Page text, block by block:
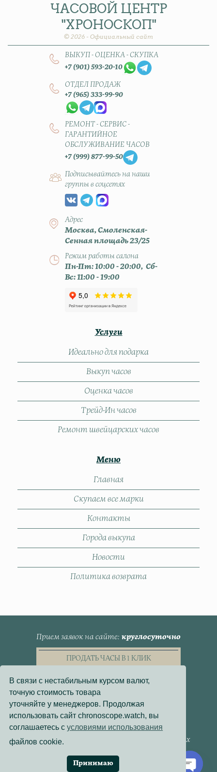
ЧАСОВОЙ ЦЕНТР
"ХРОНОСКОП"
© 2026 - Официальный сайт
ВЫКУП - ОЦЕНКА - СКУПКА
+7 (901) 593-20-10
ОТДЕЛ ПРОДАЖ
+7 (965) 333-99-90
РЕМОНТ - СЕРВИС -
ГАРАНТИЙНОЕ
ОБСЛУЖИВАНИЕ ЧАСОВ
+7 (999) 877-99-50
Подписывайтесь на наши
группы в соцсетях
Адрес
Москва, Смоленская-
Сенная площадь 23/25
Режим работы салона
Пн-Пт: 10:00 - 20:00, Сб-
Вс: 11:00 - 19:00
Услуги
Идеально для подарка
Выкуп часов
Оценка часов
Трейд-Ин часов
Ремонт швейцарских часов
Меню
Главная
Скупаем все марки
Контакты
Города выкупа
Новости
Политика возврата
Прием заявок на сайте круглосуточно
ПРОДАТЬ ЧАСЫ В 1 КЛИК
Пользовательское Соглашение
Политика конфиденциальности
Согласие на обработку персональных данных
Политика использования файлов cookie
Разработка сайта:Онлайн-Проекты
В связи с нестабильным курсом валют,
точную стоимость товара
уточняйте у менеджеров. Продолжая
использовать сайт chronoscope.watch, вы
соглашаетесь сусловиями использования
файлов cookie.
Принимаю